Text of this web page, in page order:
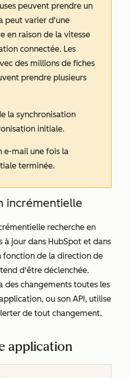
peuvent prendre un
peut varier d'une
en raison de la vitesse
connectée. Les
des millions de fiches
prendre plusieurs
la synchronisation
initiale.
e-mail une fois la
terminée.
incrémentielle
recherche en
à jour dans HubSpot et dans
fonction de la direction de
d'être déclenchée.
des changements toutes les
ou son API, utilise
de tout changement.
application